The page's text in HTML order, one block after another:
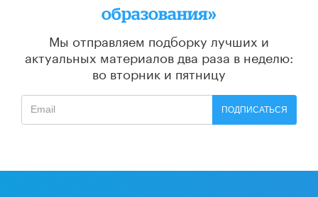
образования»
Мы отправляем подборку лучших и
актуальных материалов два раза в неделю:
во вторник и пятницу
ПОДПИСАТЬСЯ